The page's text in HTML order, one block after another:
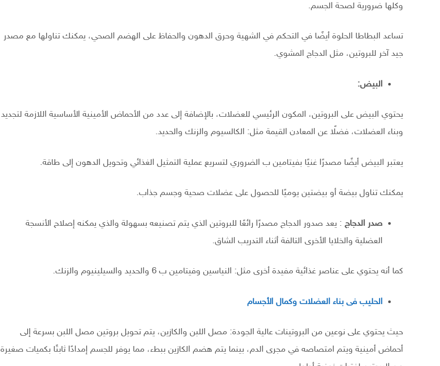
وكلها ضرورية لصحة الجسم.
تساعد البطاطا الحلوة أيضًا في التحكم في الشهية وحرق الدهون والحفاظ على الهضم الصحي، يمكنك تناولها مع مصدر
جيد آخر للبروتين، مثل الدجاج المشوي.
البيض:
يحتوي البيض على البروتين، المكون الرئيسي للعضلات، بالإضافة إلى عدد من الأحماض الأمينية الأساسية اللازمة لتجديد
وبناء العضلات، فضلًا عن المعادن القيمة مثل: الكالسيوم والزنك والحديد.
يعتبر البيض أيضًا مصدرًا غنيًا بفيتامين ب الضروري لتسريع عملية التمثيل الغذائي وتحويل الدهون إلى طاقة.
يمكنك تناول بيضة أو بيضتين يوميًا للحصول على عضلات صحية وجسم جذاب.
صدر الدجاج : يعد صدور الدجاج مصدرًا رائعًا للبروتين الذي يتم تصنيعه بسهولة والذي يمكنه إصلاح الأنسجة
العضلية والخلايا الأخرى التالفة أثناء التدريب الشاق.
كما أنه يحتوي على عناصر غذائية مفيدة أخرى مثل: النياسين وفيتامين ب 6 والحديد والسيلينيوم والزنك.
الحليب فى بناء العضلات وكمال الأجسام
حيث يحتوي على نوعين من البروتينات عالية الجودة: مصل اللبن والكازين، يتم تحويل بروتين مصل اللبن بسرعة إلى
أحماض أمينية ويتم امتصاصه في مجرى الدم، بينما يتم هضم الكازين ببطء، مما يوفر للجسم إمدادًا ثابتًا بكميات صغيرة